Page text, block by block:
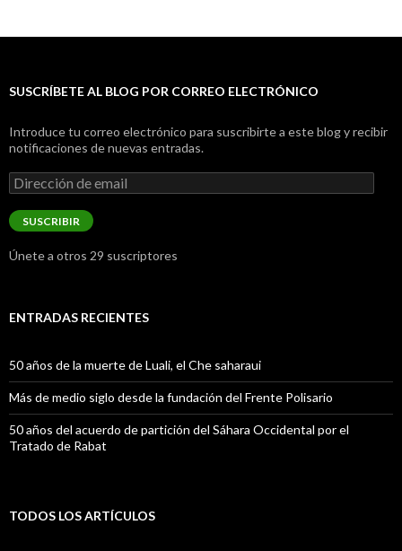
SUSCRÍBETE AL BLOG POR CORREO ELECTRÓNICO
Introduce tu correo electrónico para suscribirte a este blog y recibir
notificaciones de nuevas entradas.
Dirección
de
email
SUSCRIBIR
Únete a otros 29 suscriptores
ENTRADAS RECIENTES
50 años de la muerte de Luali, el Che saharaui
Más de medio siglo desde la fundación del Frente Polisario
50 años del acuerdo de partición del Sáhara Occidental por el
Tratado de Rabat
TODOS LOS ARTÍCULOS